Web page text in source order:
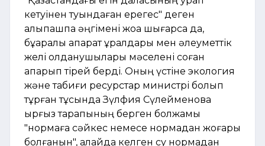
кетуінен туындаған ерегес" деген
алыпқашпа әңгімені жоққа шығарса да,
бұқаралық ақпарат құралдары мен әлеуметтік
желі қолданушылары мәселені соған
апарып тірей берді. Оның үстіне экология
және табиғи ресурстар министрі болып
тұрған тұсында Зүлфия Сүлейменова
қырғыз тарапының берген болжамы
"нормаға сәйкес немесе нормадан жоғары
болғанын", алайда келген су нормадан